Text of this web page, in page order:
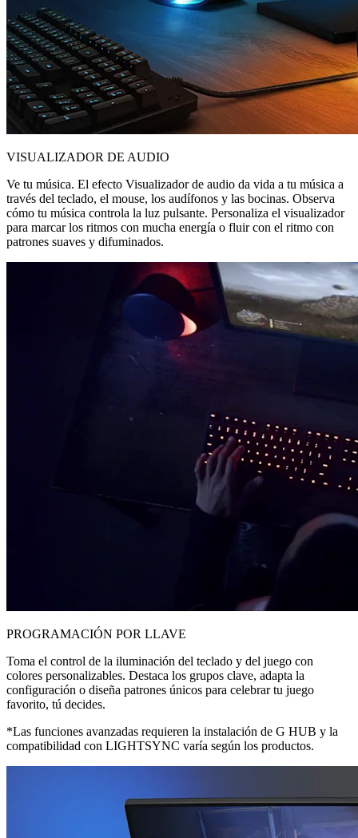
VISUALIZADOR DE AUDIO
Ve tu música. El efecto Visualizador de audio da vida a tu música a
través del teclado, el mouse, los audífonos y las bocinas. Observa
cómo tu música controla la luz pulsante. Personaliza el visualizador
para marcar los ritmos con mucha energía o fluir con el ritmo con
patrones suaves y difuminados.
PROGRAMACIÓN POR LLAVE
Toma el control de la iluminación del teclado y del juego con
colores personalizables. Destaca los grupos clave, adapta la
configuración o diseña patrones únicos para celebrar tu juego
favorito, tú decides.
*Las funciones avanzadas requieren la instalación de G HUB y la
compatibilidad con LIGHTSYNC varía según los productos.